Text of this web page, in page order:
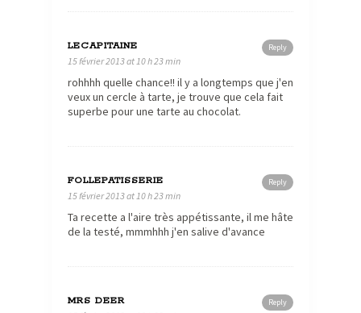
Reply
LECAPITAINE
15 février 2013 at 10 h 23 min
rohhhh quelle chance!! il y a longtemps que j'en
veux un cercle à tarte, je trouve que cela fait
superbe pour une tarte au chocolat.
Reply
FOLLEPATISSERIE
15 février 2013 at 10 h 23 min
Ta recette a l'aire très appétissante, il me hâte
de la testé, mmmhhh j'en salive d'avance
Reply
MRS DEER